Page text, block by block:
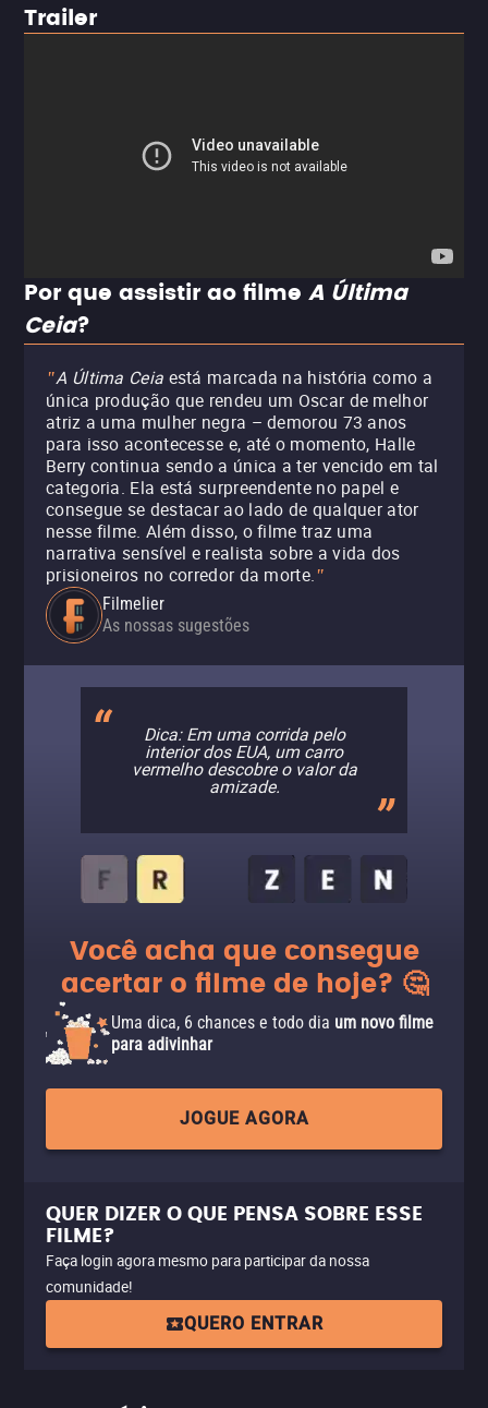
Trailer
Por que assistir ao filme A Última
Ceia?
"A Última Ceia está marcada na história como a
única produção que rendeu um Oscar de melhor
atriz a uma mulher negra – demorou 73 anos
para isso acontecesse e, até o momento, Halle
Berry continua sendo a única a ter vencido em tal
categoria. Ela está surpreendente no papel e
consegue se destacar ao lado de qualquer ator
nesse filme. Além disso, o filme traz uma
narrativa sensível e realista sobre a vida dos
prisioneiros no corredor da morte."
Filmelier
As nossas sugestões
Dica: Em uma corrida pelo
interior dos EUA, um carro
vermelho descobre o valor da
amizade.
Você acha que consegue
acertar o filme de hoje? 🤔
Uma dica, 6 chances e todo dia um novo filme
para adivinhar
JOGUE AGORA
QUER DIZER O QUE PENSA SOBRE ESSE
FILME?
Faça login agora mesmo para participar da nossa
comunidade!
QUERO ENTRAR